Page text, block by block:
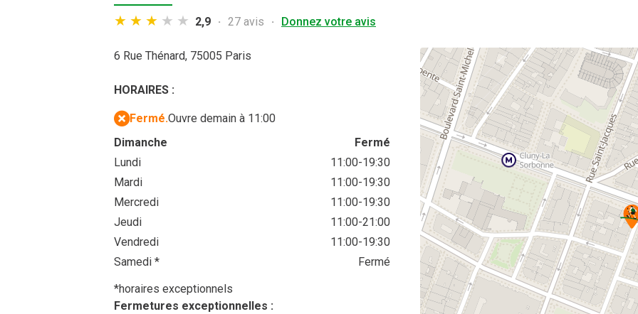
2,9 27 avis Donnez votre avis
6 Rue Thénard, 75005 Paris
HORAIRES :
Fermé.Ouvre demain à 11:00
Dimanche
Fermé
Lundi
11:00-19:30
Mardi
11:00-19:30
Mercredi
11:00-19:30
Jeudi
11:00-21:00
Vendredi
11:00-19:30
Samedi *
Fermé
*horaires exceptionnels
Fermetures exceptionnelles :